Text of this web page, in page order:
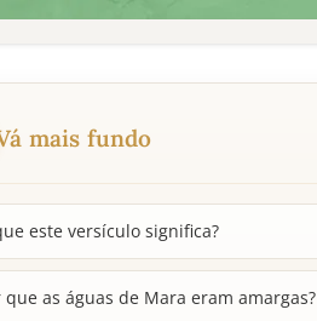
mais fundo
este versículo significa?
que as águas de Mara eram amargas?